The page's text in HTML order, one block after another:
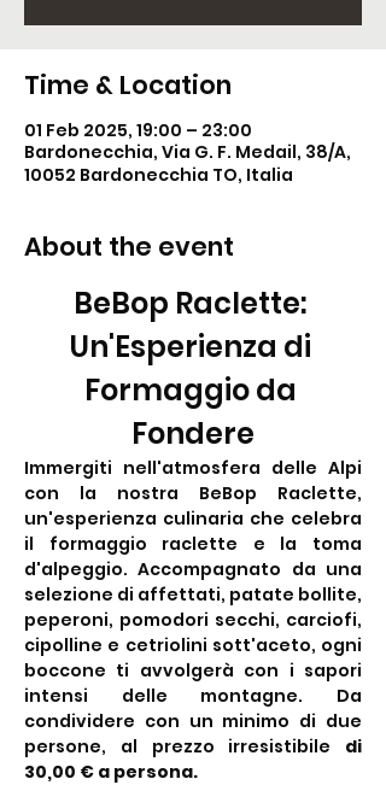
Time & Location
01 Feb 2025, 19:00 – 23:00
Bardonecchia, Via G. F. Medail, 38/A,
10052 Bardonecchia TO, Italia
About the event
BeBop Raclette:
Un'Esperienza di
Formaggio da
Fondere
Immergiti nell'atmosfera delle Alpi
con la nostra BeBop Raclette,
un'esperienza culinaria che celebra
il formaggio raclette e la toma
d'alpeggio. Accompagnato da una
selezione di affettati, patate bollite,
peperoni, pomodori secchi, carciofi,
cipolline e cetriolini sott'aceto, ogni
boccone ti avvolgerà con i sapori
intensi delle montagne. Da
condividere con un minimo di due
persone, al prezzo irresistibile di
30,00 € a persona.